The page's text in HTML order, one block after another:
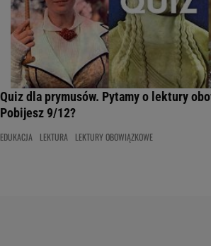
Quiz dla prymusów. Pytamy o lektury
Pobijesz 9/12?
EDUKACJA LEKTURA LEKTURY OBOWIĄZKOWE